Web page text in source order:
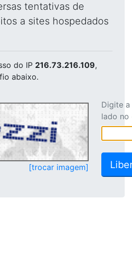
tentativas de
a sites hospedados
do IP 216.73.216.109,
abaixo.
[trocar imagem]
Digite
lado no